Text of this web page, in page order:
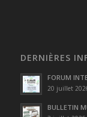
DERNIÈRES
FORUM
20 juillet
BULLETIN